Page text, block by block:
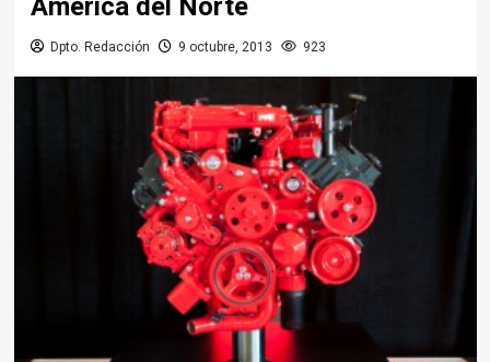
América del Norte
Dpto. Redacción 9 octubre, 2013 923